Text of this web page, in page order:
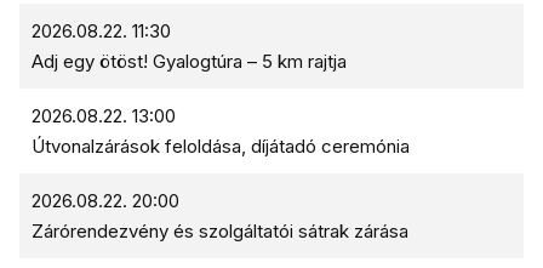
2026.08.22. 11:30
Adj egy ötöst! Gyalogtúra – 5 km rajtja
2026.08.22. 13:00
Útvonalzárások feloldása, díjátadó ceremónia
2026.08.22. 20:00
Zárórendezvény és szolgáltatói sátrak zárása